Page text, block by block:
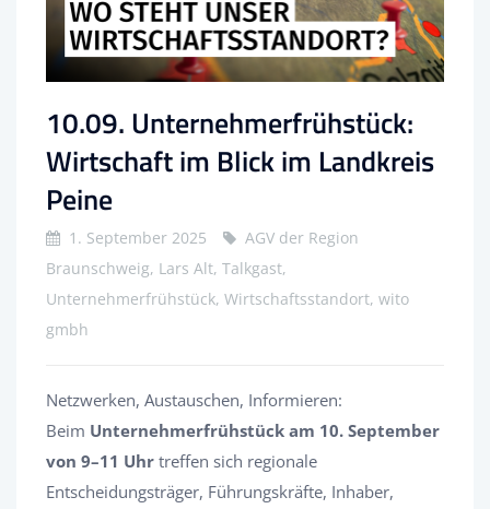
10.09. Unternehmerfrühstück:
Wirtschaft im Blick im Landkreis
Peine
1. September 2025
AGV der Region
Braunschweig, Lars Alt, Talkgast,
Unternehmerfrühstück, Wirtschaftsstandort, wito
gmbh
Netzwerken, Austauschen, Informieren:
Beim Unternehmerfrühstück am 10. September
von 9–11 Uhr treffen sich regionale
Entscheidungsträger, Führungskräfte, Inhaber,